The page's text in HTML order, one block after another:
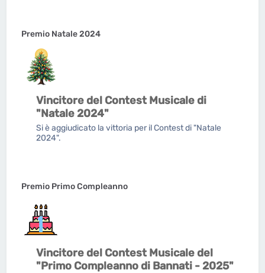
Premio Natale 2024
Vincitore del Contest Musicale di
"Natale 2024"
Si è aggiudicato la vittoria per il Contest di "Natale
2024".
Premio Primo Compleanno
Vincitore del Contest Musicale del
"Primo Compleanno di Bannati - 2025"